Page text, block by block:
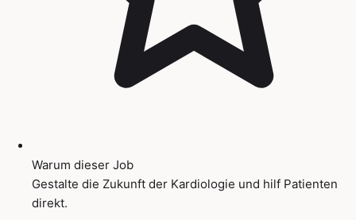
Warum dieser Job
Gestalte die Zukunft der Kardiologie und hilf Patienten
direkt.